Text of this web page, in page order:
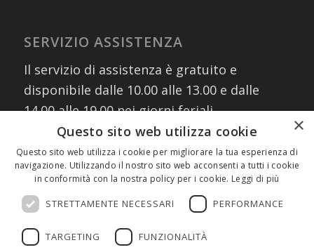
SERVIZIO ASSISTENZA
Il servizio di assistenza è gratuito e
disponibile dalle 10.00 alle 13.00 e dalle
14.00 alle 19.00 nei giorni feriali
contattando i numeri:
02 30076303
327 8882745(assistenza WhatsApp)
oppure scrivendo a:
info@fmeeducation.it
×
Questo sito web utilizza cookie
Questo sito web utilizza i cookie per migliorare la tua esperienza di
navigazione. Utilizzando il nostro sito web acconsenti a tutti i cookie
in conformità con la nostra policy per i cookie. Leggi di più
STRETTAMENTE NECESSARI PERFORMANCE
TARGETING FUNZIONALITÀ